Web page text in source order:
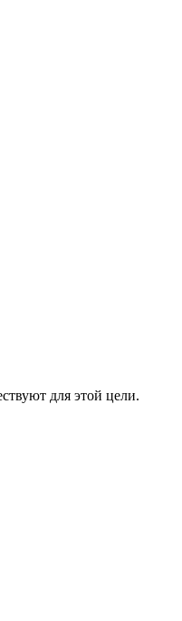
для этой цели.